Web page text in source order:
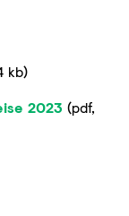
kb)
2023 (pdf,